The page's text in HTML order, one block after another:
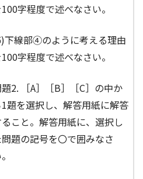
字程度で述べなさい。
下線部④のように考える理由
字程度で述べなさい。
2. ［A］［B］［C］の中か
1題を選択し、解答用紙に解答
こと。解答用紙に、選択し
問題の記号を〇で囲みなさ